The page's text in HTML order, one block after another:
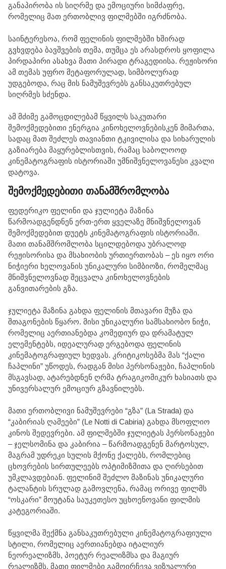
განაპირობა ის სიღრმე და ემოციური სიმძაფრე,
რომელიც მათ ერთობლივ ფილმებში იგრძნობა.
საინტერესოა, რომ ფელინის ფილმებში ხშირად
გვხვდება ბავშვების თემა, თუმცა ეს არასდროს ყოფილა
პირდაპირი ასახვა მათი პირადი ტრაგედიისა. რეჟისორი
ამ თემას უფრო მეტაფორულად, სიმბოლურად
უდგებოდა, რაც მის ნამუშევრებს განსაკუთრებულ
სიღრმეს სძენდა.
ამ მძიმე გამოცდილებამ წყვილს საკუთარი
შემოქმედებითი ენერგია კინოხელოვნებისკენ მიმართა,
სადაც მათ შეძლეს თავიანთი ტკივილისა და სიხარულის
გაზიარება მაყურებლისთვის, რამაც საბოლოოდ
კინემატოგრაფის ისტორიაში უმნიშვნელოვანესი კვალი
დატოვა.
შემოქმედებითი თანამშრომლობა
ფედერიკო ფელინი და ჯულიეტა მაზინა
წარმოადგენდნენ ერთ-ერთ ყველაზე მნიშვნელოვან
შემოქმედებით დუეტს კინემატოგრაფის ისტორიაში.
მათი თანამშრომლობა სცილდებოდა უბრალოდ
რეჟისორისა და მსახიობის ურთიერთობას – ეს იყო ორი
ნიჭიერი ხელოვანის უნიკალური სიმბიოზი, რომელმაც
მნიშვნელოვნად შეცვალა კინოხელოვნების
განვითარების გზა.
ჯულიეტა მაზინა გახდა ფელინის მთავარი მუზა და
შთაგონების წყარო. მისი უნიკალური სამსახიობო ნიჭი,
რომელიც აერთიანებდა კომედიურ და დრამატულ
ელემენტებს, იდეალურად ერგებოდა ფელინის
კინემატოგრაფიულ ხედვას. კრიტიკოსებმა მას “ქალი
ჩაპლინი” უწოდეს, რადგან მისი პერსონაჟები, ჩაპლინის
მსგავსად, ატარებდნენ ღრმა ტრაგიკომიკურ ხასიათს და
უნივერსალურ ემოციურ გზავნილებს.
მათი ერთობლივი ნამუშევრები “გზა” (La Strada) და
“კაბირიას ღამეები” (Le Notti di Cabiria) გახდა მსოფლიო
კინოს შედევრები. ამ ფილმებში ჯულიეტას პერსონაჟები
– ჯელსომინა და კაბირია – წარმოადგენენ მარტოსულ,
მაგრამ უდრეკი სულის მქონე ქალებს, რომლებიც
ცხოვრების სირთულეებს ოპტიმიზმითა და ღირსებით
უმკლავდებიან. ფელინიმ შეძლო მაზინას უნიკალური
ტალანტის სრულად გამოვლენა, რამაც ორივე ფილმს
“ოსკარი” მოუტანა საუკეთესო უცხოენოვანი ფილმის
კატეგორიაში.
წყვილმა შექმნა განსაკუთრებული კინემატოგრაფიული
სტილი, რომელიც აერთიანებდა იტალიურ
ნეორეალიზმს, პოეტურ რეალიზმსა და მაგიურ
რეალიზმს. მათი ფილმები გამოირჩევა ვიზუალური